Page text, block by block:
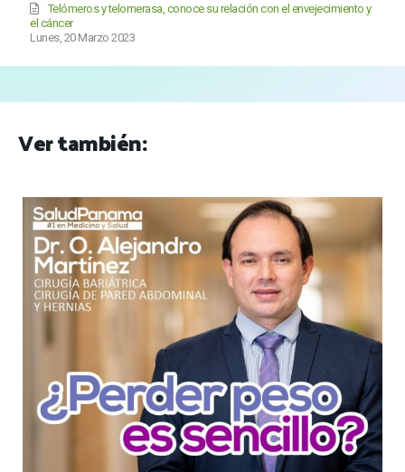
Lunes, 20 Marzo 2023
Telómeros y telomerasa, conoce su relación con el envejecimiento y
el cáncer
Ver también: